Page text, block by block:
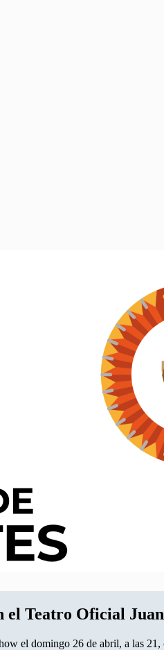
el Teatro Oficial
el domingo 26 de abril, a las